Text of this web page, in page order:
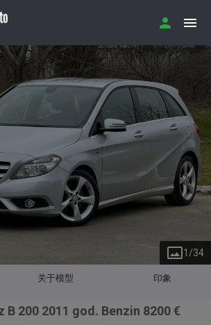
1 /34
关于模型 印象
B 200 2011 god. Benzin 8200 €